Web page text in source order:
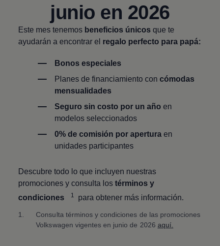
junio en 2026
Este mes tenemos beneficios únicos que te
ayudarán a encontrar el regalo perfecto para papá:
Bonos especiales
Planes de financiamiento concómodas
mensualidades
Seguro sin costo por un año en
modelos seleccionados
0% de comisión por aperturaen
unidades participantes
Descubre todo lo que incluyen nuestras
promociones y consulta lostérminos y
condiciones
1 para obtener más información.
1.
Consulta términos y condiciones de las promociones
Volkswagen vigentes en junio de 2026 aquí.